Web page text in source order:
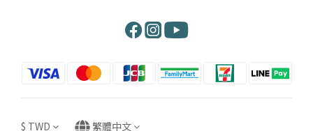
$ TWD 繁體中文